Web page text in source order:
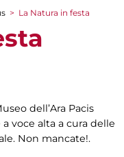
> La Natura in festa
dell’Ara Pacis
voce alta a cura delle
Non mancate!.